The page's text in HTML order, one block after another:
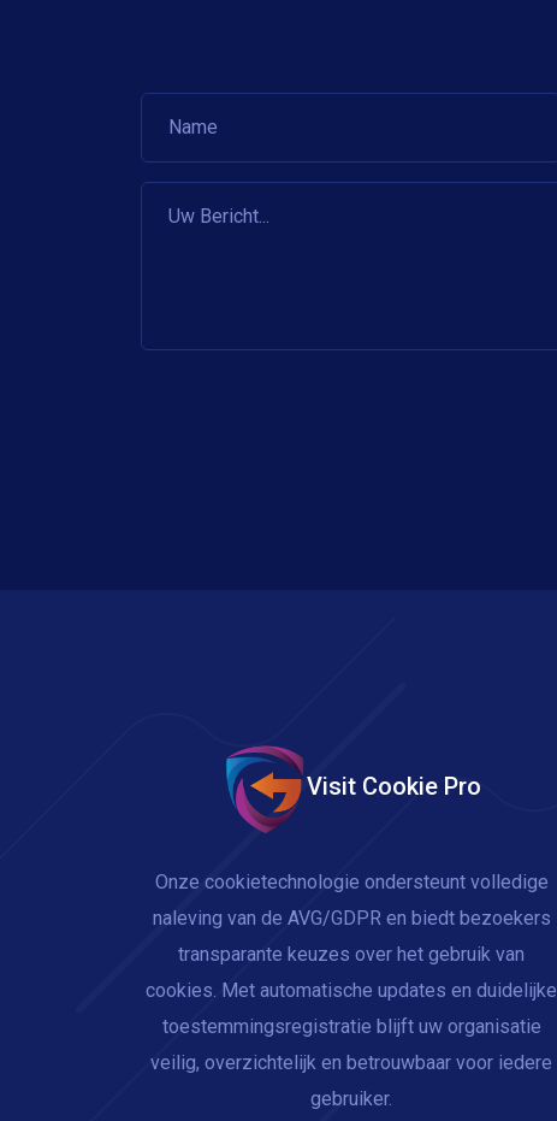
Visit Cookie Pro
Onze cookietechnologie ondersteunt volledige
naleving van de AVG/GDPR en biedt bezoekers
transparante keuzes over het gebruik van
cookies. Met automatische updates en duidelijke
toestemmingsregistratie blijft uw organisatie
veilig, overzichtelijk en betrouwbaar voor iedere
gebruiker.